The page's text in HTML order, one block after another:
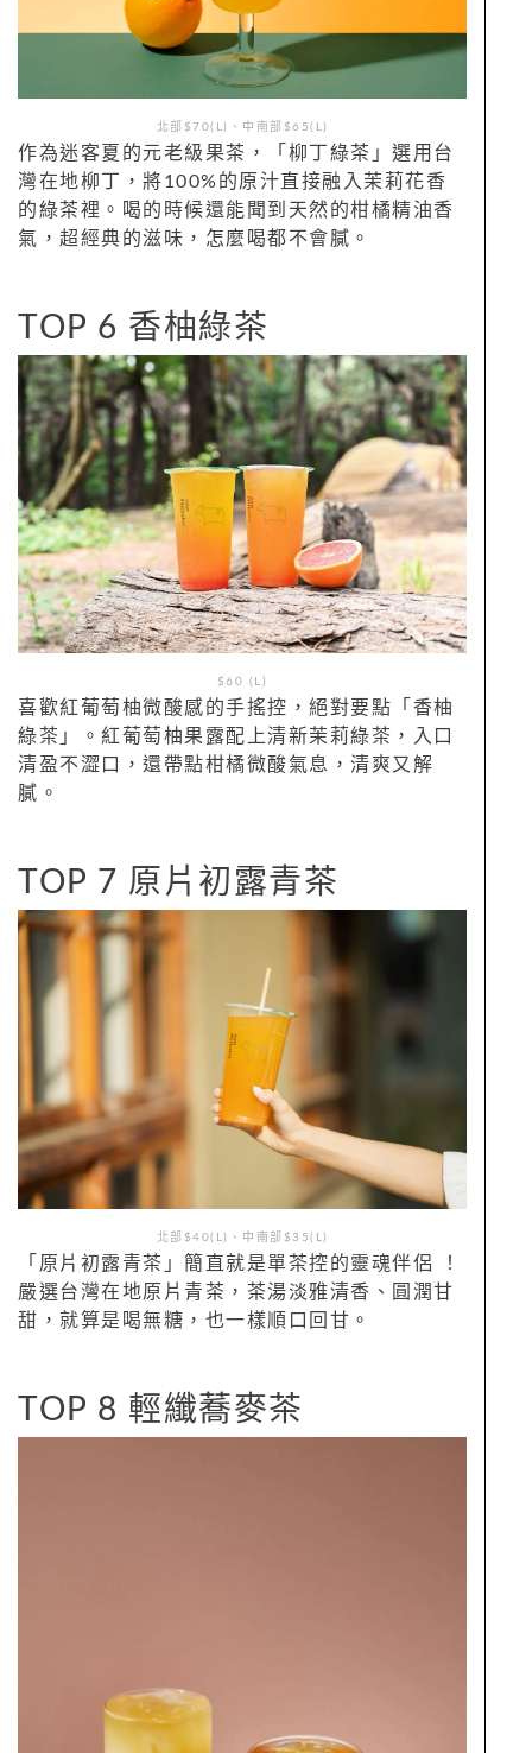
北部$70(L)、中南部$65(L)
作為迷客夏的元老級果茶，「柳丁綠茶」選用台
灣在地柳丁，將100%的原汁直接融入茉莉花香
的綠茶裡。喝的時候還能聞到天然的柑橘精油香
氣，超經典的滋味，怎麼喝都不會膩。
TOP 6 香柚綠茶
$60 (L)
喜歡紅葡萄柚微酸感的手搖控，絕對要點「香柚
綠茶」。紅葡萄柚果露配上清新茉莉綠茶，入口
清盈不澀口，還帶點柑橘微酸氣息，清爽又解
膩。
TOP 7 原片初露青茶
北部$40(L)、中南部$35(L)
「原片初露青茶」簡直就是單茶控的靈魂伴侶 ！
嚴選台灣在地原片青茶，茶湯淡雅清香、圓潤甘
甜，就算是喝無糖，也一樣順口回甘。
TOP 8 輕纖蕎麥茶